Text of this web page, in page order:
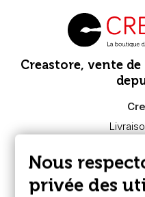
Creastore, vente
Nous
privée des